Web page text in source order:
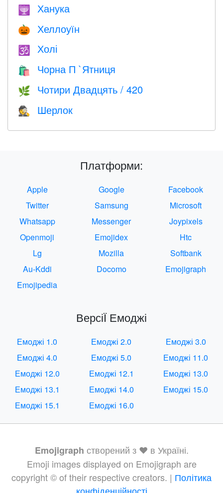
🕎 Ханука
🎃 Хеллоуїн
🕉 Холі
🛍 Чорна П `Ятниця
🌿 Чотири Двадцять / 420
🕵️ Шерлок
Платформи:
Apple Google
Facebook
Twitter
Samsung
Microsoft
Whatsapp
Messenger
Joypixels
Openmoji
Emojidex
Htc
Lg
Mozilla
Softbank
Au-Kddi
Docomo
Emojigraph
Emojipedia
ВерсіЇ Емоджі
Емоджі 1.0 Емоджі 2.0
Емоджі 3.0
Емоджі 4.0
Емоджі 5.0
Емоджі 11.0
Емоджі 12.0
Емоджі 12.1
Емоджі 13.0
Емоджі 13.1
Емоджі 14.0
Емоджі 15.0
Емоджі 15.1
Емоджі 16.0
Emojigraph створений з ❤️ в Україні.
Emoji images displayed on Emojigraph are
copyright © of their respective creators. | Політика